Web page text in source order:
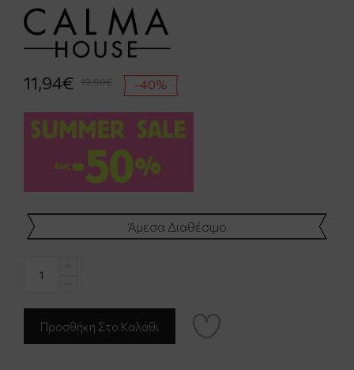
11,94€ 19,90€ -40%
Άμεσα Διαθέσιμο